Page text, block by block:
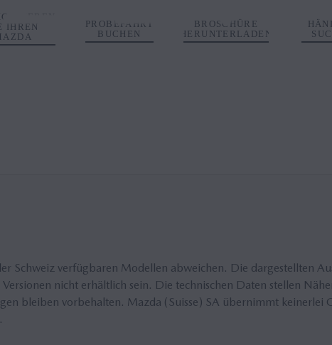
IHREN
PROBEFAHRT
BUCHEN
BROSCHÜRE
HERUNTERLADEN
Schweiz verfügbaren Modellen abweichen. Die dargestellten
nicht erhältlich sein. Die technischen Daten stellen
bleiben vorbehalten. Mazda (Suisse) SA übernimmt